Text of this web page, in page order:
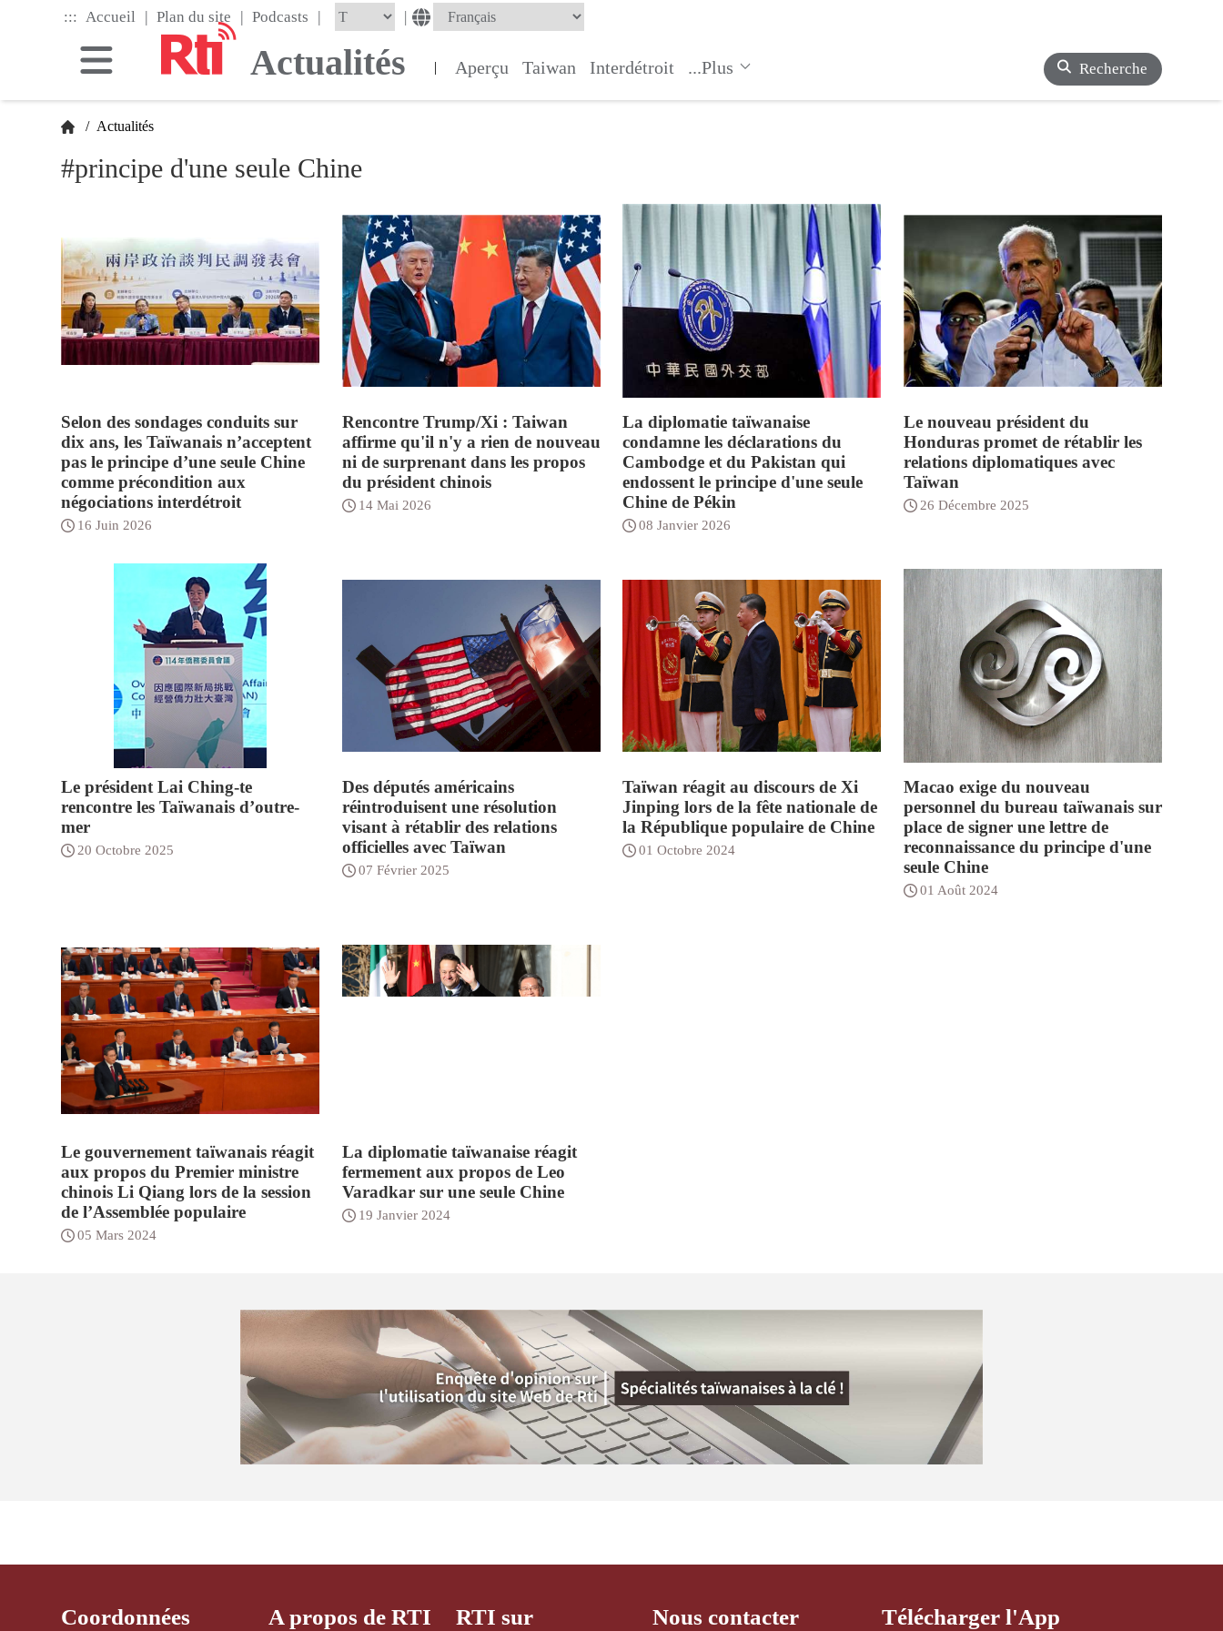
::: Accueil | Plan du site | Podcasts | |
Actualités | Aperçu Taiwan Interdétroit ...Plus Recherche
/ Actualités
#principe d'une seule Chine
Selon des sondages conduits sur
dix ans, les Taïwanais n’acceptent
pas le principe d’une seule Chine
comme précondition aux
négociations interdétroit
16 Juin 2026
Rencontre Trump/Xi : Taiwan
affirme qu'il n'y a rien de nouveau
ni de surprenant dans les propos
du président chinois
14 Mai 2026
La diplomatie taïwanaise
condamne les déclarations du
Cambodge et du Pakistan qui
endossent le principe d'une seule
Chine de Pékin
08 Janvier 2026
Le nouveau président du
Honduras promet de rétablir les
relations diplomatiques avec
Taïwan
26 Décembre 2025
Le président Lai Ching-te
rencontre les Taïwanais d’outre-
mer
20 Octobre 2025
Des députés américains
réintroduisent une résolution
visant à rétablir des relations
officielles avec Taïwan
07 Février 2025
Taïwan réagit au discours de Xi
Jinping lors de la fête nationale de
la République populaire de Chine
01 Octobre 2024
Macao exige du nouveau
personnel du bureau taïwanais sur
place de signer une lettre de
reconnaissance du principe d'une
seule Chine
01 Août 2024
Le gouvernement taïwanais réagit
aux propos du Premier ministre
chinois Li Qiang lors de la session
de l’Assemblée populaire
05 Mars 2024
La diplomatie taïwanaise réagit
fermement aux propos de Leo
Varadkar sur une seule Chine
19 Janvier 2024
Coordonnées A propos de RTI RTI sur Nous contacter Télécharger l'App